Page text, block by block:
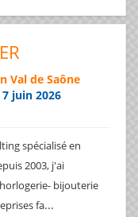
Val de Saône
7 juin 2026
spécialisé en
2003, j'ai
bijouterie
fa...